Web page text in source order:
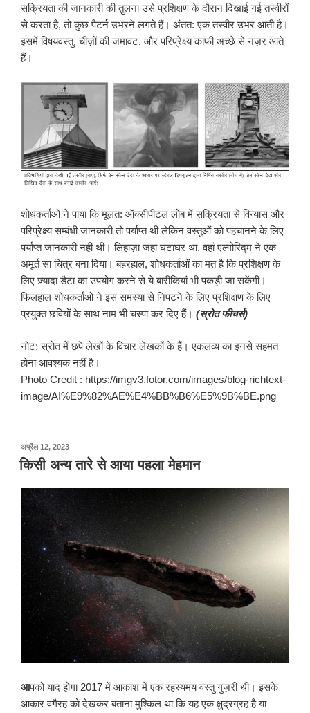
सक्रियता की जानकारी की तुलना उसे प्रशिक्षण के दौरान दिखाई गई तस्वीरों
से करता है, तो कुछ पैटर्न उभरने लगते हैं। अंतत: एक तस्वीर उभर आती है।
इसमें विषयवस्तु, चीज़ों की जमावट, और परिप्रेक्ष्य काफी अच्छे से नज़र आते
हैं।
शोधकर्ताओं ने पाया कि मूलत: ऑक्सीपीटल लोब में सक्रियता से विन्यास और
परिप्रेक्ष्य सम्बंधी जानकारी तो पर्याप्त थी लेकिन वस्तुओं को पहचानने के लिए
पर्याप्त जानकारी नहीं थी। लिहाज़ा जहां घंटाघर था, वहां एल्गोरिद्म ने एक
अमूर्त सा चित्र बना दिया। बहरहाल, शोधकर्ताओं का मत है कि प्रशिक्षण के
लिए ज़्यादा डैटा का उपयोग करने से ये बारीकियां भी पकड़ी जा सकेंगी।
फिलहाल शोधकर्ताओं ने इस समस्या से निपटने के लिए प्रशिक्षण के लिए
प्रयुक्त छवियों के साथ नाम भी चस्पा कर दिए हैं। (स्रोत फीचर्स)
नोट: स्रोत में छपे लेखों के विचार लेखकों के हैं। एकलव्य का इनसे सहमत
होना आवश्यक नहीं है।
Photo Credit : https://imgv3.fotor.com/images/blog-richtext-
image/AI%E9%82%AE%E4%BB%B6%E5%9B%BE.png
अप्रैल 12, 2023पर
प्रकाशित
किया
किसी अन्य तारे से आया पहला मेहमान
आपको याद होगा 2017 में आकाश में एक रहस्यमय वस्तु गुज़री थी। इसके
आकार वगैरह को देखकर बताना मुश्किल था कि यह एक क्षुद्रग्रह है या